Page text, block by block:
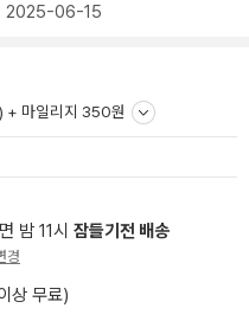
2025-06-15
+ 마일리지 350원
밤 11시 잠들기전 배송
경
상 무료)